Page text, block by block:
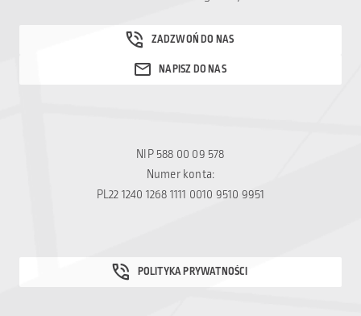
NIP 588 00 09 578
Numer konta:
PL22 1240 1268 1111 0010 9510 9951